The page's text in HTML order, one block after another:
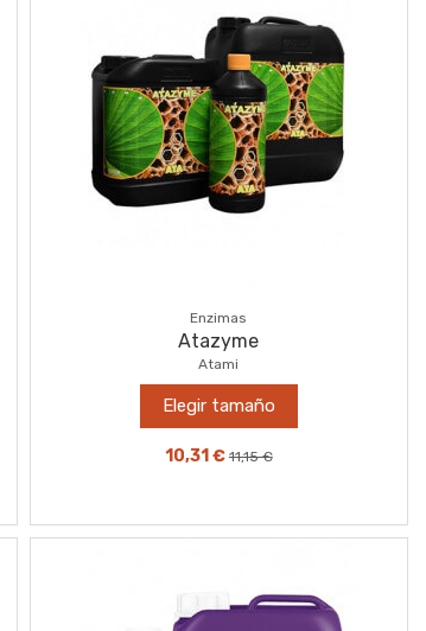
Enzimas
Atazyme
Atami
Elegir tamaño
10,31 €11,15 €